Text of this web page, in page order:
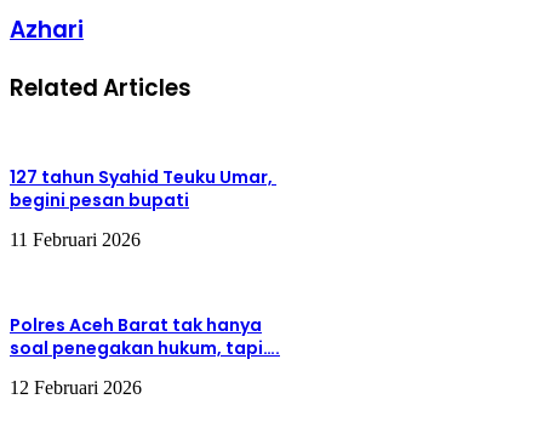
Azhari
Related Articles
127 tahun Syahid Teuku Umar,
begini pesan bupati
11 Februari 2026
Polres Aceh Barat tak hanya
soal penegakan hukum, tapi….
12 Februari 2026